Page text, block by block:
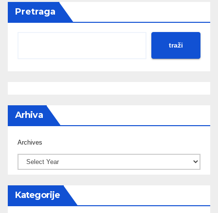
Pretraga
traži
Arhiva
Archives
Kategorije